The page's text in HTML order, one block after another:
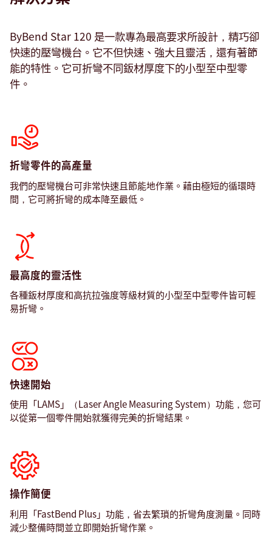
ByBend Star 120 是一款專為最高要求所設計，精巧卻
快速的壓彎機台。它不但快速、強大且靈活，還有著節
能的特性。它可折彎不同鈑材厚度下的小型至中型零
件。
折彎零件的高產量
我們的壓彎機台可非常快速且節能地作業。藉由極短的循環時
間，它可將折彎的成本降至最低。
最高度的靈活性
各種鈑材厚度和高抗拉強度等級材質的小型至中型零件皆可輕
易折彎。
快速開始
使用「LAMS」（Laser Angle Measuring System）功能，您可
以從第一個零件開始就獲得完美的折彎結果。
操作簡便
利用「FastBend Plus」功能，省去繁瑣的折彎角度測量。同時
減少整備時間並立即開始折彎作業。
服